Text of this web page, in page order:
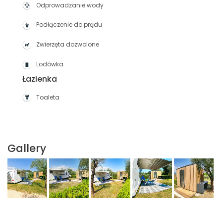
Odprowadzanie wody
Podłączenie do prądu
Zwierzęta dozwolone
Lodówka
Łazienka
Toaleta
Gallery